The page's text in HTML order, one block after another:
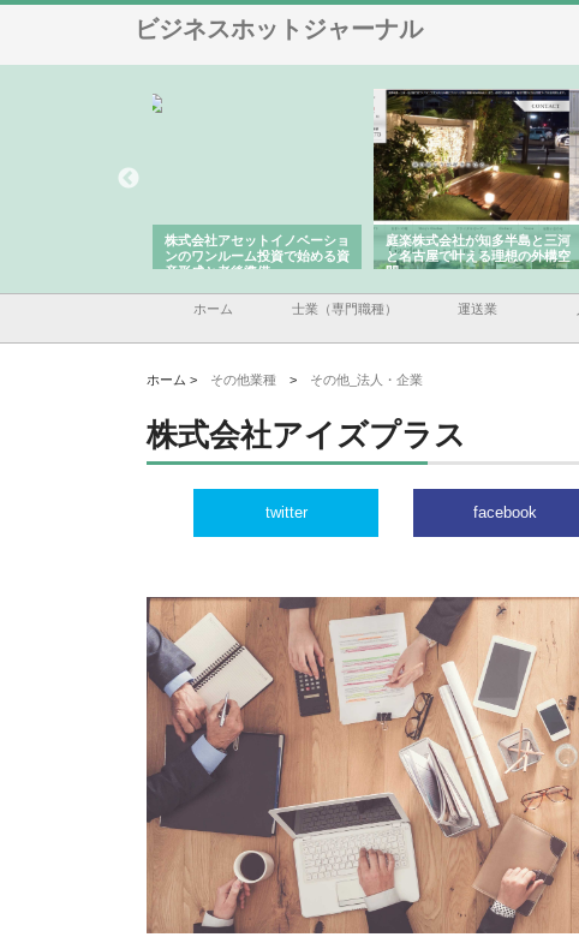
ビジネスホットジャーナル
株式会社アセットイノベーショ
ンのワンルーム投資で始める資
産形成と老後準備
庭楽株式会社が知多半島と三河
と名古屋で叶える理想の外構空
間
ホーム 士業（専門職種） 運送業
ホーム > その他業種 > その他_法人・企業
株式会社アイズプラス
twitter facebook